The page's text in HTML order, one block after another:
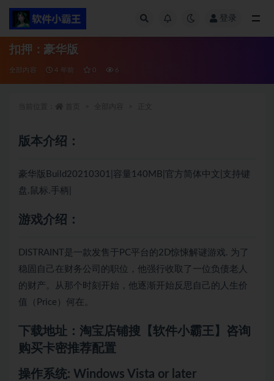
登录
扣押：豪华版
全部内容 4 年前 0 6
版本介绍：
豪华版Build20210301|容量140MB|官方简体中文|支持键
盘.鼠标.手柄|
游戏介绍：
DISTRAINT是一款发售于PC平台的2D惊悚解谜游戏. 为了
稳固自己在财务公司的职位，他强行收取了一位负债老人
的财产。从那个时刻开始，他逐渐开始反思自己的人生价
值（Price）何在。
下载地址：淘宝店铺搜【软件小霸王】咨询
购买卡密推荐配置
操作系统: Windows Vista or later